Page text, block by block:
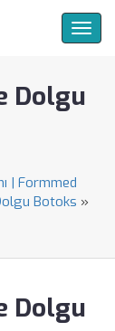
Dolgu
| Formmed
Botoks »
Dolgu